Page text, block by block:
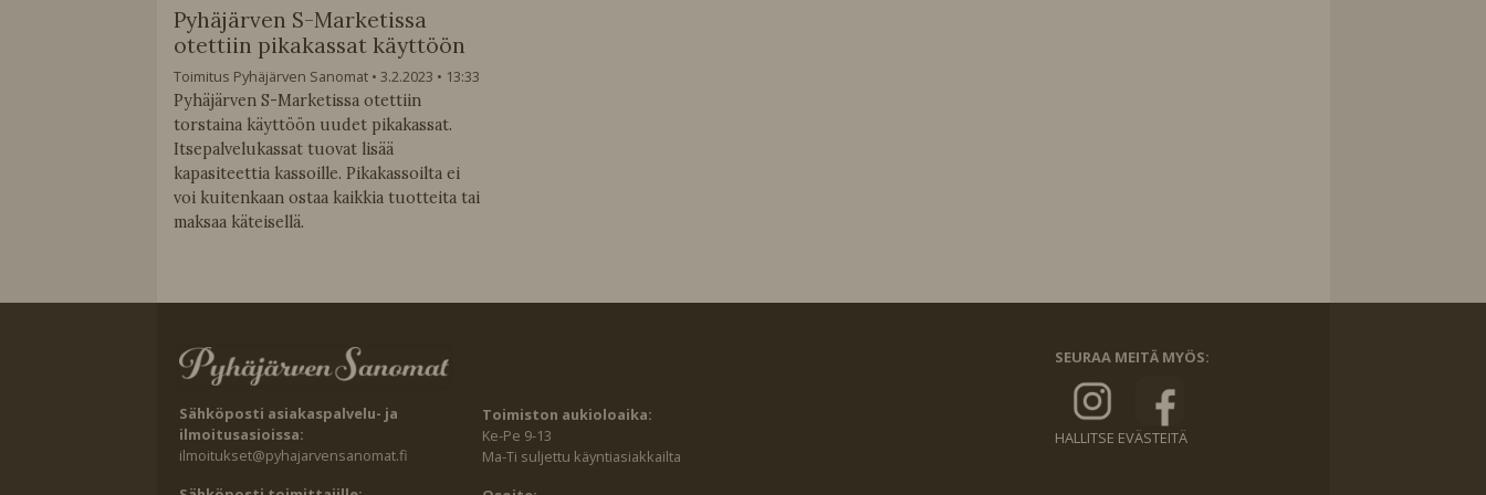
Pyhäjärven S-Marketissa
otettiin pikakassat käyttöön
Toimitus Pyhäjärven Sanomat 3.2.2023
13:33
Pyhäjärven S-Marketissa otettiin
torstaina käyttöön uudet pikakassat.
Itsepalvelukassat tuovat lisää
kapasiteettia kassoille. Pikakassoilta ei
voi kuitenkaan ostaa kaikkia tuotteita tai
maksaa käteisellä.
Sähköposti asiakaspalvelu- ja
ilmoitusasioissa:
ilmoitukset@pyhajarvensanomat.fi
Toimiston aukioloaika:
Ke-Pe 9-13
Ma-Ti suljettu käyntiasiakkailta
SEURAA MEITÄ MYÖS:
HALLITSE EVÄSTEITÄ